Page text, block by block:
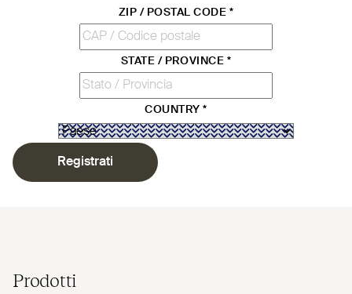
ZIP / POSTAL CODE *
STATE / PROVINCE *
COUNTRY*
Registrati
Prodotti